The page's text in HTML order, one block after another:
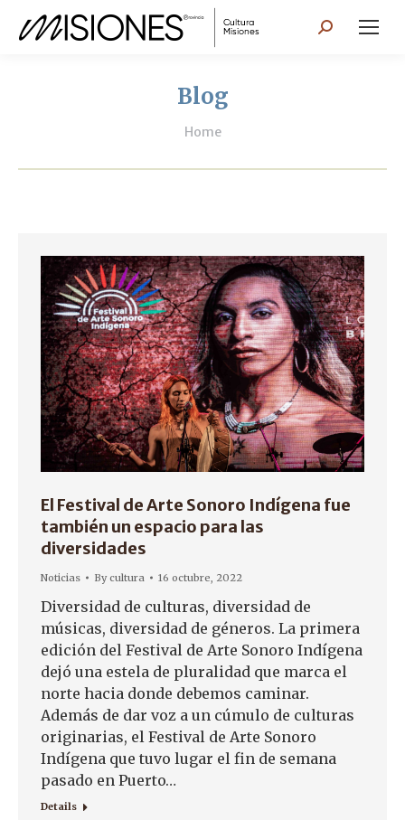
Search:
Blog
You are here:
Home
El Festival de Arte Sonoro Indígena fue
también un espacio para las
diversidades
Noticias Bycultura 16 octubre, 2022
Diversidad de culturas, diversidad de
músicas, diversidad de géneros. La primera
edición del Festival de Arte Sonoro Indígena
dejó una estela de pluralidad que marca el
norte hacia donde debemos caminar.
Además de dar voz a un cúmulo de culturas
originarias, el Festival de Arte Sonoro
Indígena que tuvo lugar el fin de semana
pasado en Puerto…
Details